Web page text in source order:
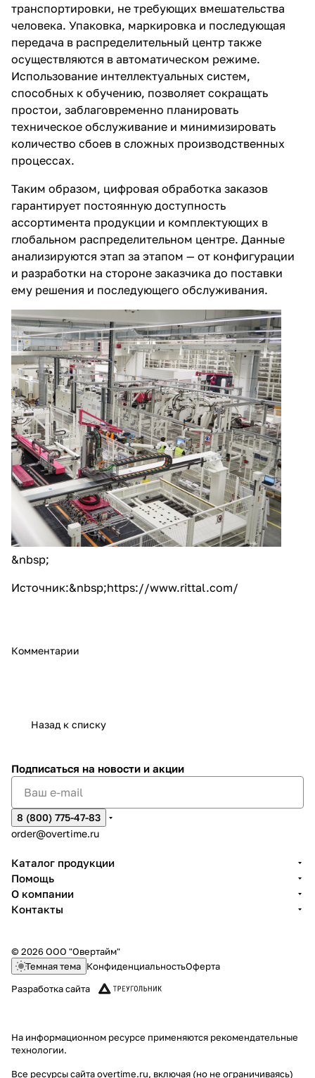
транспортировки, не требующих вмешательства
человека. Упаковка, маркировка и последующая
передача в распределительный центр также
осуществляются в автоматическом режиме.
Использование интеллектуальных систем,
способных к обучению, позволяет сокращать
простои, заблаговременно планировать
техническое обслуживание и минимизировать
количество сбоев в сложных производственных
процессах.
Таким образом, цифровая обработка заказов
гарантирует постоянную доступность
ассортимента продукции и комплектующих в
глобальном распределительном центре. Данные
анализируются этап за этапом — от конфигурации
и разработки на стороне заказчика до поставки
ему решения и последующего обслуживания.
&nbsp;
Источник:&nbsp;https://www.rittal.com/
Комментарии
Назад к списку
Подписаться на новости и акции
8 (800) 775-47-83
order@overtime.ru
Каталог продукции
Помощь
О компании
Контакты
© 2026 ООО "Овертайм"
Темная тема КонфиденциальностьОферта
Разработка сайта
На информационном ресурсе применяются рекомендательные
технологии.
Все ресурсы сайта overtime.ru, включая (но не ограничиваясь)